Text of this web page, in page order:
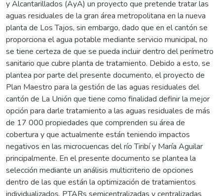
y Alcantarillados (AyA) un proyecto que pretende tratar las
aguas residuales de la gran área metropolitana en la nueva
planta de Los Tajos, sin embargo, dado que en el cantón se
proporciona el agua potable mediante servicio municipal, no
se tiene certeza de que se pueda incluir dentro del perímetro
sanitario que cubre planta de tratamiento. Debido a esto, se
plantea por parte del presente documento, el proyecto de
Plan Maestro para la gestión de las aguas residuales del
cantón de La Unión que tiene como finalidad definir la mejor
opción para darle tratamiento a las aguas residuales de más
de 17 000 propiedades que comprenden su área de
cobertura y que actualmente están teniendo impactos
negativos en las microcuencas del río Tiribí y María Aguilar
principalmente. En el presente documento se plantea la
selección mediante un análisis multicriterio de opciones
dentro de las que están la optimización de tratamientos